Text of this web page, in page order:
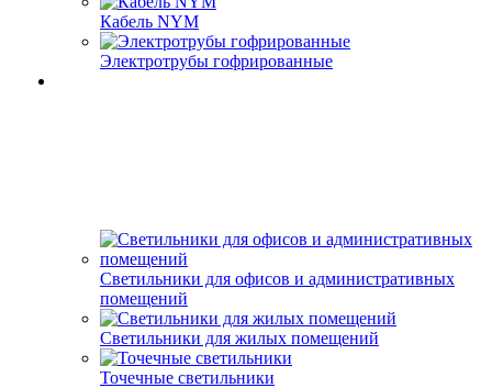
Кабель NYM
Электротрубы гофрированные
Светильники для офисов и административных
помещений
Светильники для жилых помещений
Точечные светильники